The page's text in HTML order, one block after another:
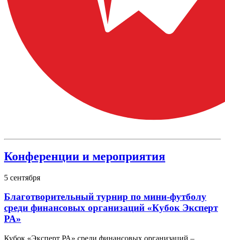
Конференции и мероприятия
5 сентября
Благотворительный турнир по мини-футболу
среди финансовых организаций «Кубок Эксперт
РА»